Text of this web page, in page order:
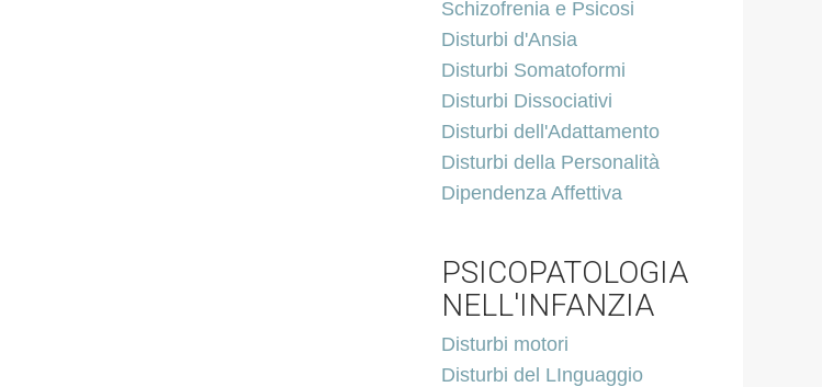
Schizofrenia e Psicosi
Disturbi d'Ansia
Disturbi Somatoformi
Disturbi Dissociativi
Disturbi dell'Adattamento
Disturbi della Personalità
Dipendenza Affettiva
PSICOPATOLOGIA
NELL'INFANZIA
Disturbi motori
Disturbi del LInguaggio